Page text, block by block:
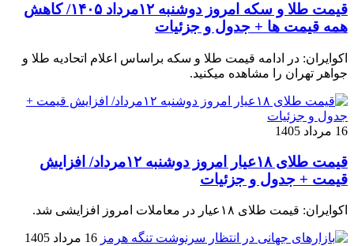
قیمت طلا و سکه امروز دوشنبه ۱۲مرداد ۱۴۰۵/ کاهش
همه قیمت ها + جدول و جزئیات
اکوایران: در ادامه قیمت طلا و سکه براساس اعلام اتحادیه طلا و
جواهر تهران را مشاهده میکنید.
16 مرداد 1405
قیمت طلای ۱۸عیار امروز دوشنبه ۱۲مرداد/ افزایش
قیمت + جدول و جزئیات
اکوایران: قیمت طلای ۱۸عیار در معاملات امروز افزایشی شد.
16 مرداد 1405